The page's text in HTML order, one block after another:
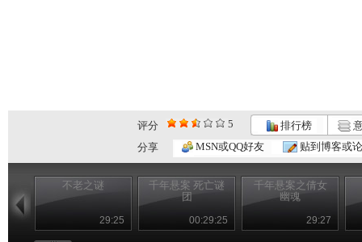
评分 5 排行榜
分享
MSN或QQ好友 贴到博客或
不老之谜
29:25
千年悬案 死亡谜
团
00:29:25
千年悬案之倩女
幽魂
29:27